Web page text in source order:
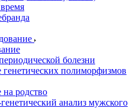
болезни
генетических полиморфизмов
на родство
анализ мужского